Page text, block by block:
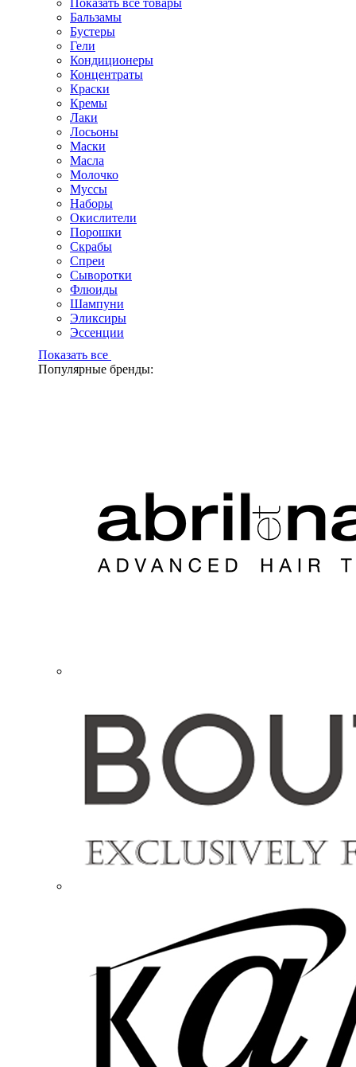
Показать все товары
Бальзамы
Бустеры
Гели
Кондиционеры
Концентраты
Краски
Кремы
Лаки
Лосьоны
Маски
Масла
Молочко
Муссы
Наборы
Окислители
Порошки
Скрабы
Спреи
Сыворотки
Флюиды
Шампуни
Эликсиры
Эссенции
Показать все
Популярные бренды: